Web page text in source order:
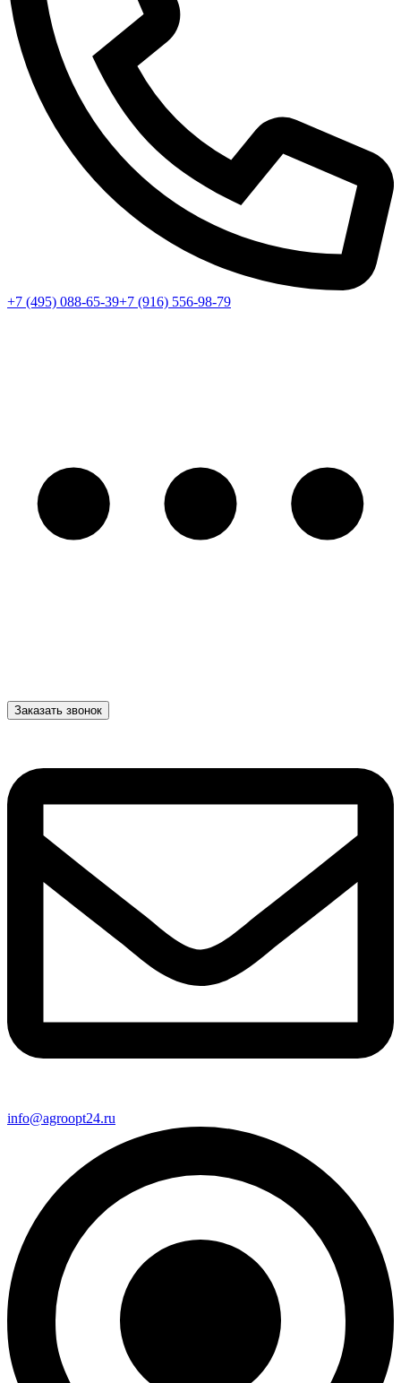
+7 (495) 088-65-39+7 (916) 556-98-79
Заказать звонок
info@agroopt24.ru